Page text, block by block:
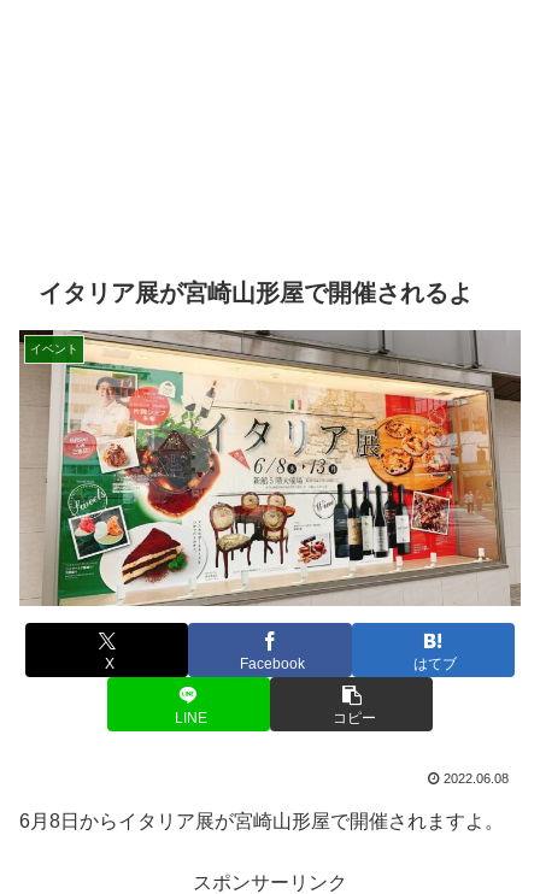
イタリア展が宮崎山形屋で開催されるよ
イベント
X Facebook はてブ
LINE コピー
2022.06.08
6月8日からイタリア展が宮崎山形屋で開催されますよ。
スポンサーリンク